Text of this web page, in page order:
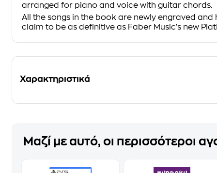
arranged for piano and voice with guitar chords.
All the songs in the book are newly engraved
claim to be as definitive as Faber Music’s new
Χαρακτηριστικά
Μαζί με αυτό, οι περισσότεροι